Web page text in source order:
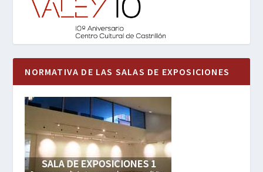
NORMATIVA DE LAS SALAS DE EXPOSICIONES